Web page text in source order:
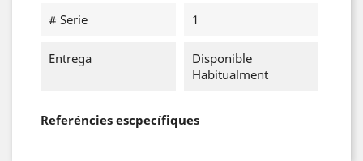
# Serie 1
Entrega
Disponible
Habitualment
Referéncies escpecífiques